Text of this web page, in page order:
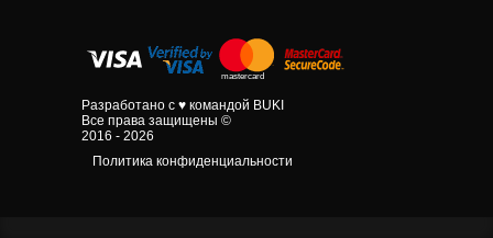
Разработано с ♥ командой BUKI
Все права защищены ©
2016 - 2026
Политика конфиденциальности